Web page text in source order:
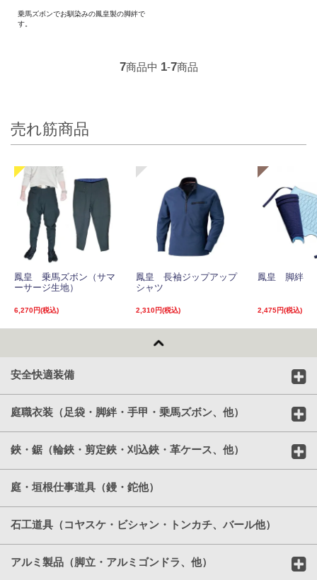
乗馬ズボンでお馴染みの鳳皇製の脚絆で
す。
7商品中 1-7商品
売れ筋商品
鳳皇 乗馬ズボン（サマ
ーサージ生地）
6,270円(税込)
鳳皇 長袖ジップアップ
シャツ
2,310円(税込)
鳳皇 脚絆
2,475円(税込)
安全快適装備
庭職衣装（足袋・脚絆・手甲・乗馬ズボン、他）
鋏・鋸（輪鋏・剪定鋏・刈込鋏・革ケース、他）
庭・垣根仕事道具（鏝・鉈他）
石工道具（コヤスケ・ビシャン・トンカチ、バール他）
アルミ製品（脚立・アルミゴンドラ、他）